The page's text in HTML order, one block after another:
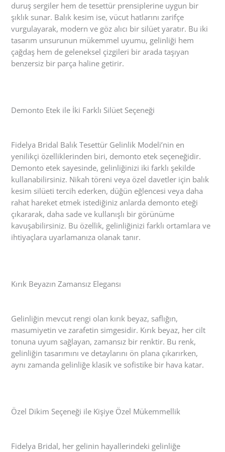
duruş sergiler hem de tesettür prensiplerine uygun bir
şıklık sunar. Balık kesim ise, vücut hatlarını zarifçe
vurgulayarak, modern ve göz alıcı bir silüet yaratır. Bu iki
tasarım unsurunun mükemmel uyumu, gelinliği hem
çağdaş hem de geleneksel çizgileri bir arada taşıyan
benzersiz bir parça haline getirir.
Demonto Etek ile İki Farklı Silüet Seçeneği
Fidelya Bridal Balık Tesettür Gelinlik Modeli’nin en
yenilikçi özelliklerinden biri, demonto etek seçeneğidir.
Demonto etek sayesinde, gelinliğinizi iki farklı şekilde
kullanabilirsiniz. Nikah töreni veya özel davetler için balık
kesim silüeti tercih ederken, düğün eğlencesi veya daha
rahat hareket etmek istediğiniz anlarda demonto eteği
çıkararak, daha sade ve kullanışlı bir görünüme
kavuşabilirsiniz. Bu özellik, gelinliğinizi farklı ortamlara ve
ihtiyaçlara uyarlamanıza olanak tanır.
Kırık Beyazın Zamansız Elegansı
Gelinliğin mevcut rengi olan kırık beyaz, saflığın,
masumiyetin ve zarafetin simgesidir. Kırık beyaz, her cilt
tonuna uyum sağlayan, zamansız bir renktir. Bu renk,
gelinliğin tasarımını ve detaylarını ön plana çıkarırken,
aynı zamanda gelinliğe klasik ve sofistike bir hava katar.
Özel Dikim Seçeneği ile Kişiye Özel Mükemmellik
Fidelya Bridal, her gelinin hayallerindeki gelinliğe